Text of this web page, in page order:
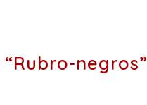
negros”